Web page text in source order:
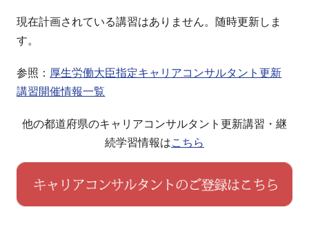
現在計画されている講習はありません。随時更新しま
す。
参照： 厚生労働大臣指定キャリアコンサルタント更新
講習開催情報一覧
他の都道府県のキャリアコンサルタント更新講習・継
続学習情報はこちら